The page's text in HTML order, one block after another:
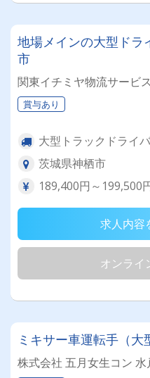
地場メインの大型ドラ
市
関東イチミヤ物流サービ
賞与あり
大型トラックドライ
茨城県神栖市
189,400円～199,500
求人内容
オンライ
ミキサー車運転手（大
株式会社 五月女生コン 水